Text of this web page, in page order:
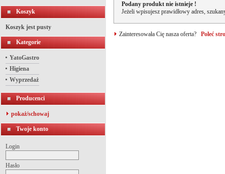
Koszyk
Koszyk jest pusty
Kategorie
YatoGastro
Higiena
Wyprzedaż
Producenci
pokaż/schowaj
Twoje konto
Login
Hasło
Podany produkt nie istnieje !
Jeżeli wpisujesz prawidłowy adres,
Zainteresowała Cię nasza oferta? Poleć